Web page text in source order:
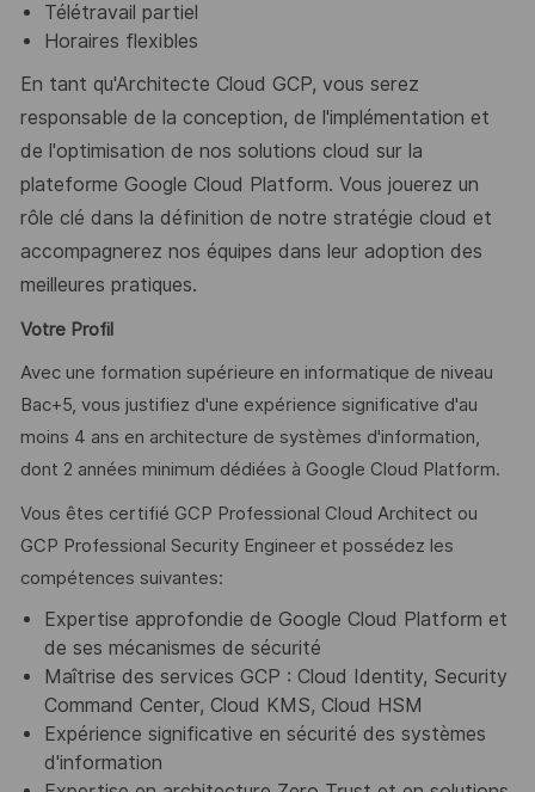
Télétravail partiel
Horaires flexibles
En tant qu'Architecte Cloud GCP, vous serez
responsable de la conception, de l'implémentation et
de l'optimisation de nos solutions cloud sur la
plateforme Google Cloud Platform. Vous jouerez un
rôle clé dans la définition de notre stratégie cloud et
accompagnerez nos équipes dans leur adoption des
meilleures pratiques.
Votre Profil
Avec une formation supérieure en informatique de niveau
Bac+5, vous justifiez d'une expérience significative d'au
moins 4 ans en architecture de systèmes d'information,
dont 2 années minimum dédiées à Google Cloud Platform.
Vous êtes certifié GCP Professional Cloud Architect ou
GCP Professional Security Engineer et possédez les
compétences suivantes:
Expertise approfondie de Google Cloud Platform et
de ses mécanismes de sécurité
Maîtrise des services GCP : Cloud Identity, Security
Command Center, Cloud KMS, Cloud HSM
Expérience significative en sécurité des systèmes
d'information